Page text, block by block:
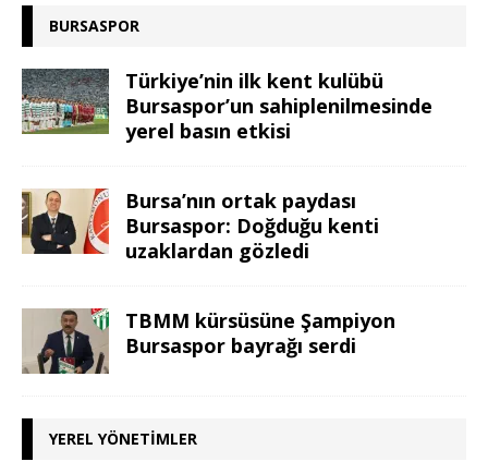
BURSASPOR
Türkiye’nin ilk kent kulübü
Bursaspor’un sahiplenilmesinde
yerel basın etkisi
Bursa’nın ortak paydası
Bursaspor: Doğduğu kenti
uzaklardan gözledi
TBMM kürsüsüne Şampiyon
Bursaspor bayrağı serdi
YEREL YÖNETIMLER